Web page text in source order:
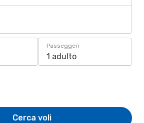
Passeggeri
1 adulto
Cerca voli